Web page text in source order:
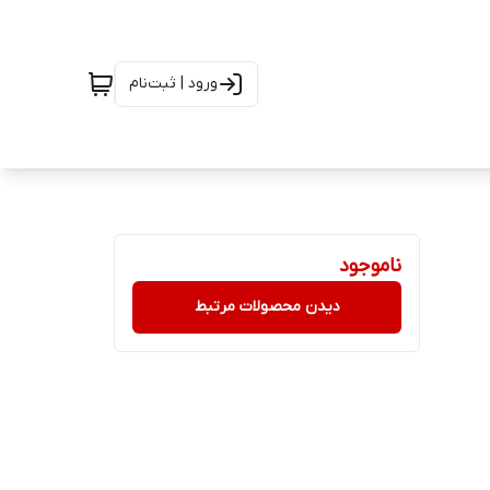
ورود | ثبت‌نام
ناموجود
دیدن محصولات مرتبط